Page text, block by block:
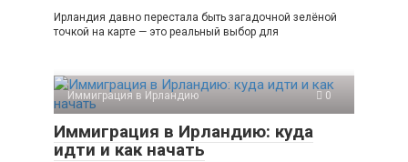
Ирландия давно перестала быть загадочной зелёной
точкой на карте — это реальный выбор для
Иммиграция в Ирландию 0
Иммиграция в Ирландию: куда
идти и как начать